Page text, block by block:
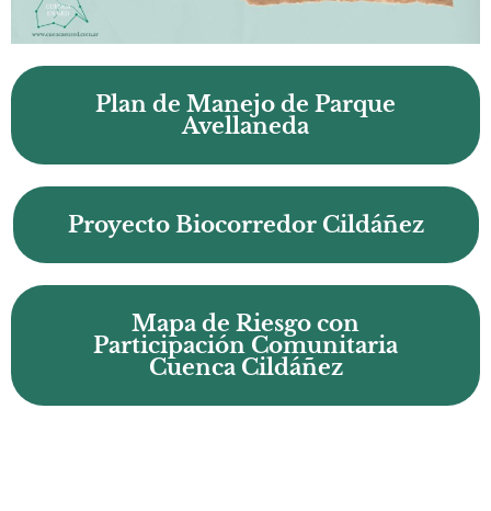
Plan de Manejo de Parque
Avellaneda
Proyecto Biocorredor Cildáñez
Mapa de Riesgo con
Participación Comunitaria
Cuenca Cildáñez